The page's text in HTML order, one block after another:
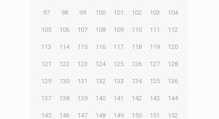
97 98 99 100 101 102 103 104
105 106 107 108 109 110 111 112
113 114 115 116 117 118 119 120
121 122 123 124 125 126 127 128
129 130 131 132 133 134 135 136
137 138 139 140 141 142 143 144
145 146 147 148 149 150 151 152